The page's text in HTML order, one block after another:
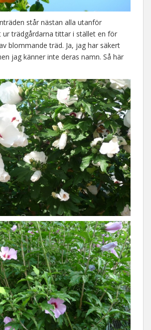
står nästan alla utanför
ur trädgårdarna tittar i stället en för
blommande träd. Ja, jag har säkert
jag känner inte deras namn. Så här